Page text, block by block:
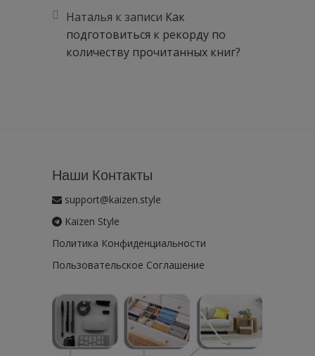
Наталья к записи Как
подготовиться к рекорду по
количеству прочитанных книг?
Наши Контакты
support@kaizen.style
Kaizen Style
Политика Конфиденциальности
Пользовательское Соглашение